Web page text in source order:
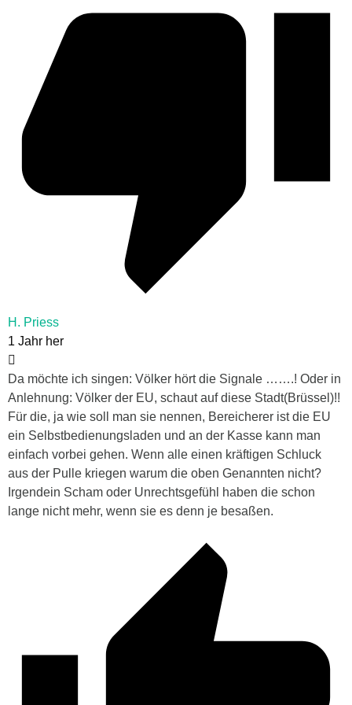
H. Priess
1 Jahr her
Da möchte ich singen: Völker hört die Signale …….! Oder in
Anlehnung: Völker der EU, schaut auf diese Stadt(Brüssel)!!
Für die, ja wie soll man sie nennen, Bereicherer ist die EU
ein Selbstbedienungsladen und an der Kasse kann man
einfach vorbei gehen. Wenn alle einen kräftigen Schluck
aus der Pulle kriegen warum die oben Genannten nicht?
Irgendein Scham oder Unrechtsgefühl haben die schon
lange nicht mehr, wenn sie es denn je besaßen.